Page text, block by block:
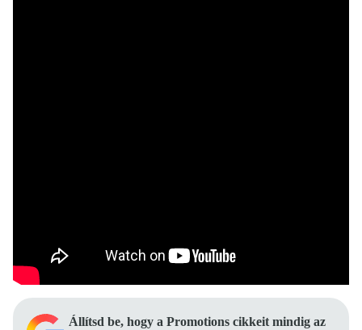
Állítsd be, hogy a Promotions cikkeit mindig az